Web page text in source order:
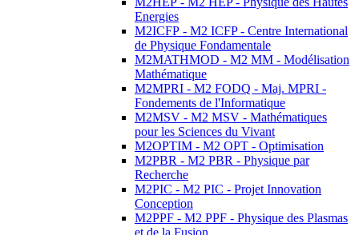
Energies
M2ICFP - M2 ICFP - Centre International
de Physique Fondamentale
M2MATHMOD - M2 MM - Modélisation
Mathématique
M2MPRI - M2 FODQ - Maj. MPRI -
Fondements de l'Informatique
M2MSV - M2 MSV - Mathématiques
pour les Sciences du Vivant
M2OPTIM - M2 OPT - Optimisation
M2PBR - M2 PBR - Physique par
Recherche
M2PIC - M2 PIC - Projet Innovation
Conception
M2PPF - M2 PPF - Physique des Plasmas
et de la Fusion